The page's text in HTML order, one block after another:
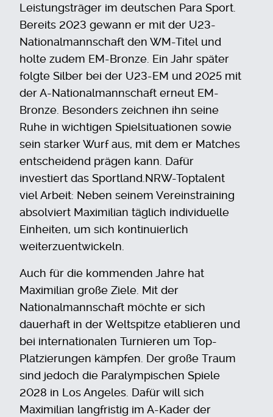
Leistungsträger im deutschen Para Sport.
Bereits 2023 gewann er mit der U23-
Nationalmannschaft den WM-Titel und
holte zudem EM-Bronze. Ein Jahr später
folgte Silber bei der U23-EM und 2025 mit
der A-Nationalmannschaft erneut EM-
Bronze. Besonders zeichnen ihn seine
Ruhe in wichtigen Spielsituationen sowie
sein starker Wurf aus, mit dem er Matches
entscheidend prägen kann. Dafür
investiert das Sportland.NRW-Toptalent
viel Arbeit: Neben seinem Vereinstraining
absolviert Maximilian täglich individuelle
Einheiten, um sich kontinuierlich
weiterzuentwickeln.
Auch für die kommenden Jahre hat
Maximilian große Ziele. Mit der
Nationalmannschaft möchte er sich
dauerhaft in der Weltspitze etablieren und
bei internationalen Turnieren um Top-
Platzierungen kämpfen. Der große Traum
sind jedoch die Paralympischen Spiele
2028 in Los Angeles. Dafür will sich
Maximilian langfristig im A-Kader der